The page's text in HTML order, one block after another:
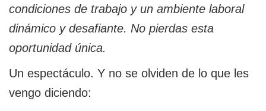
condiciones de trabajo y un ambiente laboral
dinámico y desafiante. No pierdas esta
oportunidad única.
Un espectáculo. Y no se olviden de lo que les
vengo diciendo: